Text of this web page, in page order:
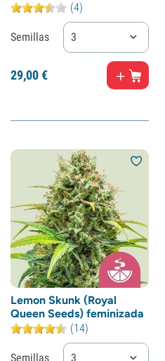
(4)
Semillas 3
29,00€
Lemon Skunk (Royal
Queen Seeds) feminizada
(14)
Semillas 3